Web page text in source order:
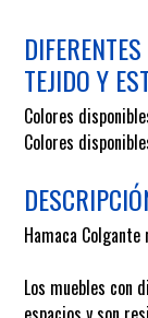
TEJIDO Y
Colores
Colores
Hamaca
Los muebles con